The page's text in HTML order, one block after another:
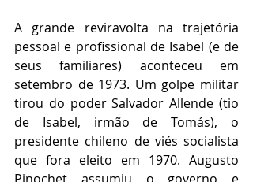
A grande reviravolta na trajetória
pessoal e profissional de Isabel (e de
seus familiares) aconteceu em
setembro de 1973. Um golpe militar
tirou do poder Salvador Allende (tio
de Isabel, irmão de Tomás), o
presidente chileno de viés socialista
que fora eleito em 1970. Augusto